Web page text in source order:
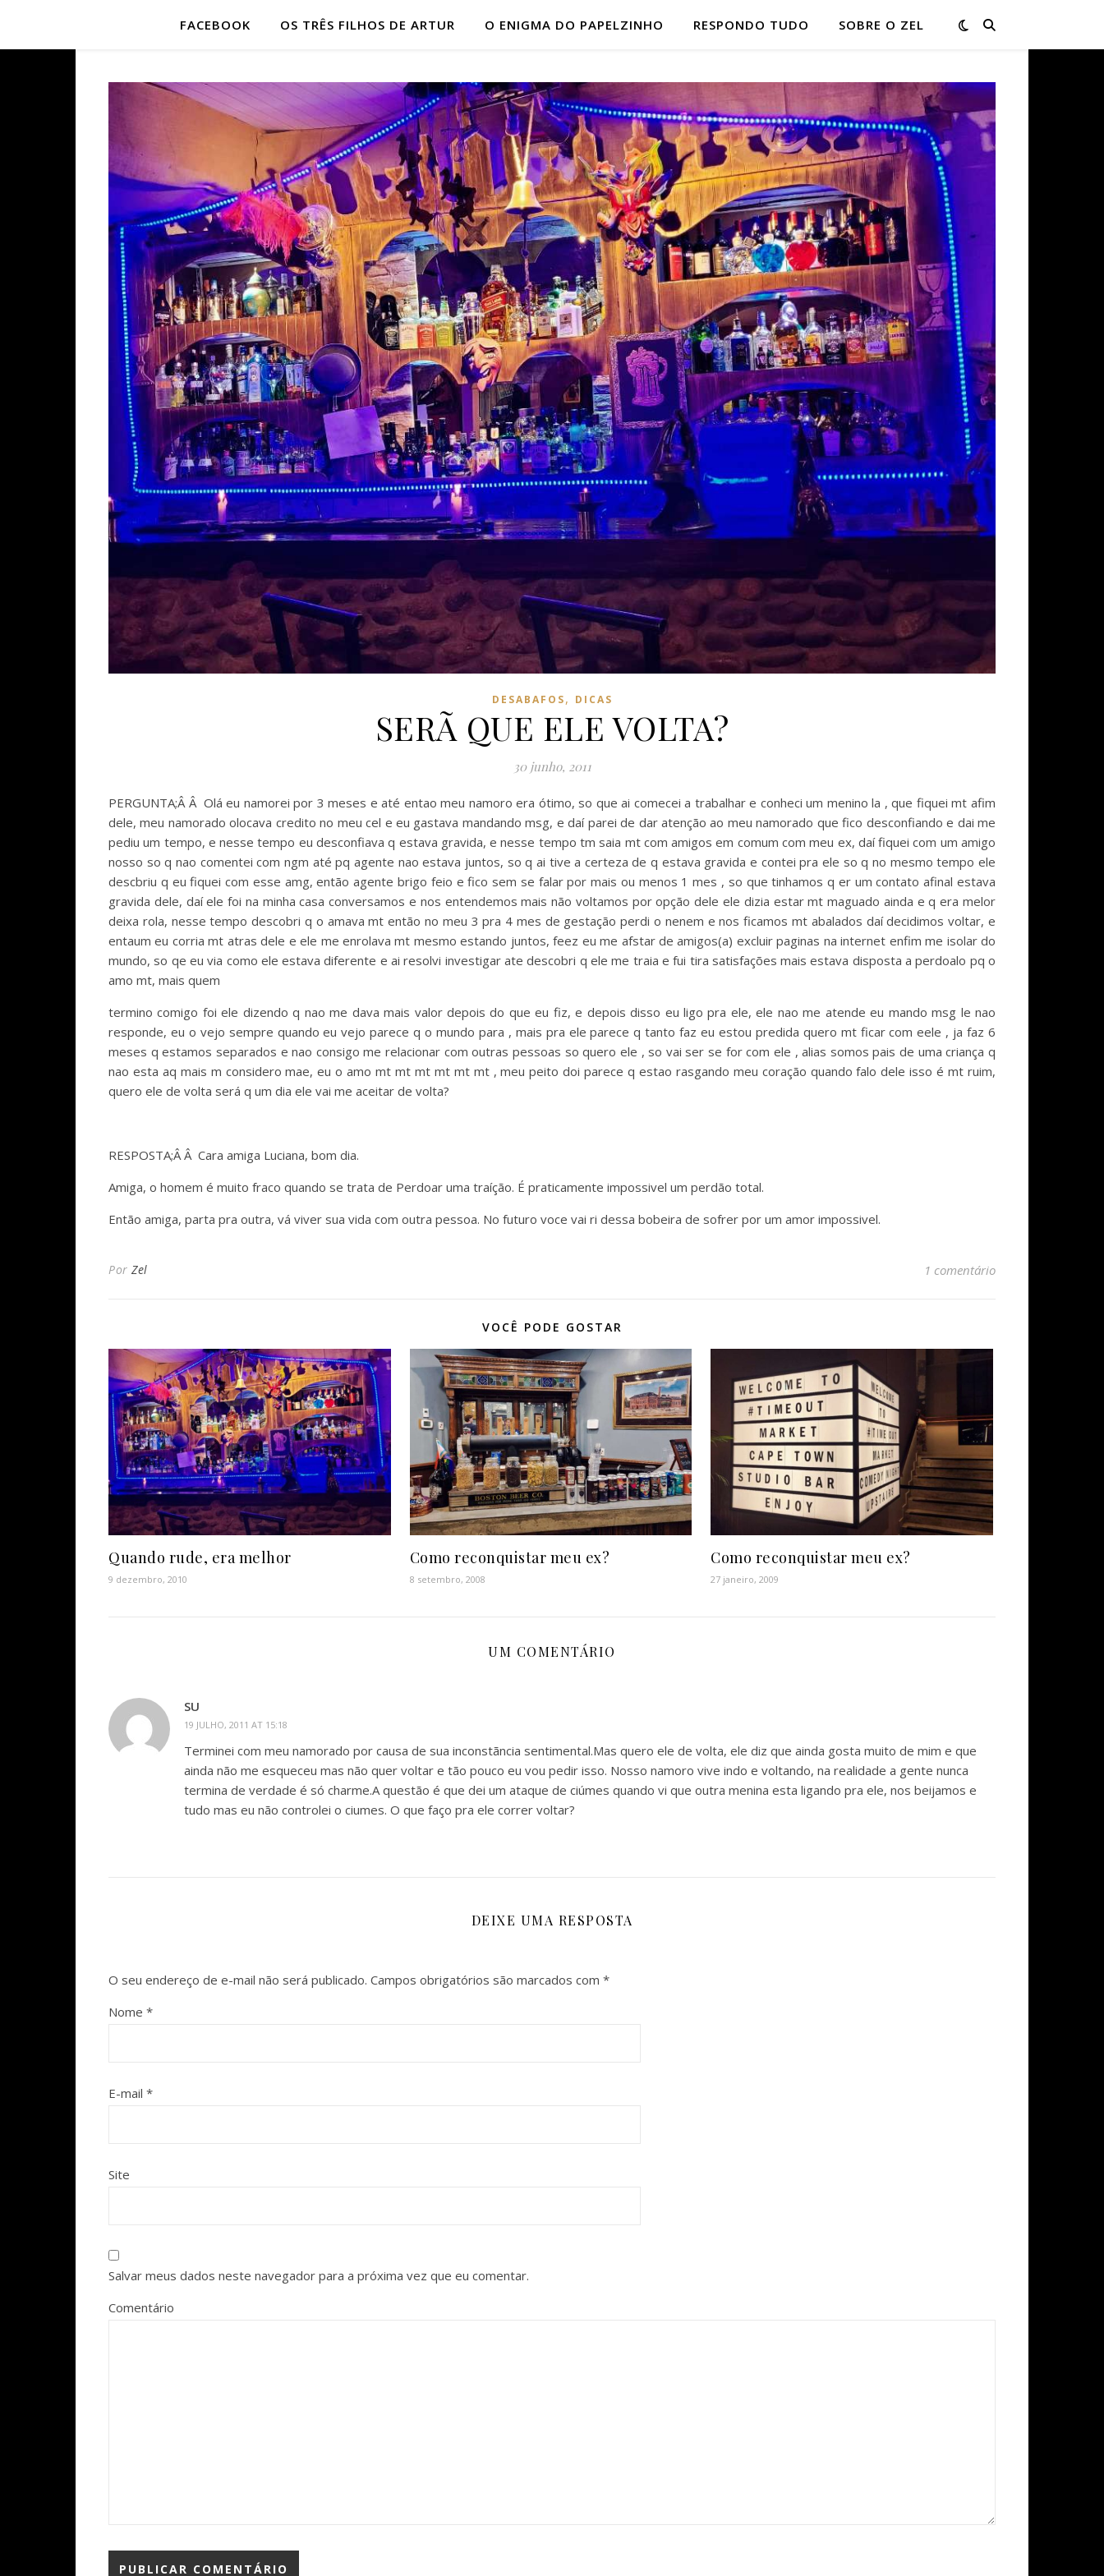
FACEBOOK OS TRÊS FILHOS DE ARTUR O ENIGMA DO PAPELZINHO RESPONDO TUDO SOBRE O ZEL
DESABAFOS, DICAS
SERÃ QUE ELE VOLTA?
30 junho, 2011
PERGUNTA;Â Â Olá eu namorei por 3 meses e até entao meu namoro era ótimo, so que ai comecei a trabalhar e conheci um menino la , que fiquei mt afim
dele, meu namorado olocava credito no meu cel e eu gastava mandando msg, e daí parei de dar atenção ao meu namorado que fico desconfiando e dai me
pediu um tempo, e nesse tempo eu desconfiava q estava gravida, e nesse tempo tm saia mt com amigos em comum com meu ex, daí fiquei com um amigo
nosso so q nao comentei com ngm até pq agente nao estava juntos, so q ai tive a certeza de q estava gravida e contei pra ele so q no mesmo tempo ele
descbriu q eu fiquei com esse amg, então agente brigo feio e fico sem se falar por mais ou menos 1 mes , so que tinhamos q er um contato afinal estava
gravida dele, daí ele foi na minha casa conversamos e nos entendemos mais não voltamos por opção dele ele dizia estar mt maguado ainda e q era melor
deixa rola, nesse tempo descobri q o amava mt então no meu 3 pra 4 mes de gestação perdi o nenem e nos ficamos mt abalados daí decidimos voltar, e
entaum eu corria mt atras dele e ele me enrolava mt mesmo estando juntos, feez eu me afstar de amigos(a) excluir paginas na internet enfim me isolar do
mundo, so qe eu via como ele estava diferente e ai resolvi investigar ate descobri q ele me traia e fui tira satisfações mais estava disposta a perdoalo pq o
amo mt, mais quem
termino comigo foi ele dizendo q nao me dava mais valor depois do que eu fiz, e depois disso eu ligo pra ele, ele nao me atende eu mando msg le nao
responde, eu o vejo sempre quando eu vejo parece q o mundo para , mais pra ele parece q tanto faz eu estou predida quero mt ficar com eele , ja faz 6
meses q estamos separados e nao consigo me relacionar com outras pessoas so quero ele , so vai ser se for com ele , alias somos pais de uma criança q
nao esta aq mais m considero mae, eu o amo mt mt mt mt mt mt , meu peito doi parece q estao rasgando meu coração quando falo dele isso é mt ruim,
quero ele de volta será q um dia ele vai me aceitar de volta?
RESPOSTA;Â Â Cara amiga Luciana, bom dia.
Amiga, o homem é muito fraco quando se trata de Perdoar uma traíção. É praticamente impossivel um perdão total.
Então amiga, parta pra outra, vá viver sua vida com outra pessoa. No futuro voce vai ri dessa bobeira de sofrer por um amor impossivel.
Por Zel 1 comentário
VOCÊ PODE GOSTAR
Quando rude, era melhor
9 dezembro, 2010
Como reconquistar meu ex?
8 setembro, 2008
Como reconquistar meu ex?
27 janeiro, 2009
UM COMENTÁRIO
SU
19 JULHO, 2011 AT 15:18
Terminei com meu namorado por causa de sua inconstãncia sentimental.Mas quero ele de volta, ele diz que ainda gosta muito de mim e que
ainda não me esqueceu mas não quer voltar e tão pouco eu vou pedir isso. Nosso namoro vive indo e voltando, na realidade a gente nunca
termina de verdade é só charme.A questão é que dei um ataque de ciúmes quando vi que outra menina esta ligando pra ele, nos beijamos e
tudo mas eu não controlei o ciumes. O que faço pra ele correr voltar?
DEIXE UMA RESPOSTA
O seu endereço de e-mail não será publicado. Campos obrigatórios são marcados com *
Nome *
E-mail *
Site
Salvar meus dados neste navegador para a próxima vez que eu comentar.
Comentário